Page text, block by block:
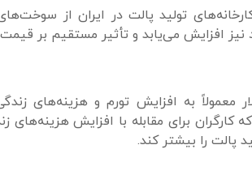
تولید پالت در ایران از
نیز افزایش می‌یابد و تأثیر مستقیم بر
معمولاً به افزایش تورم و هزینه‌های
کارگران برای مقابله با افزایش هزینه‌های
پالت را بیشتر کند.